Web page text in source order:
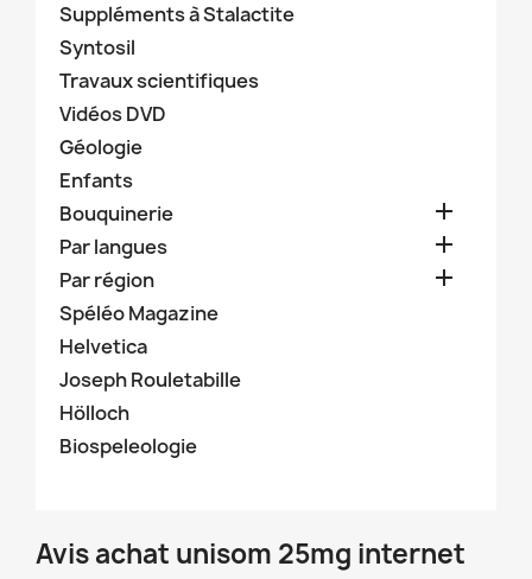
Suppléments à Stalactite
Syntosil
Travaux scientifiques
Vidéos DVD
Géologie
Enfants
Bouquinerie

Par langues 
Par région 
Spéléo Magazine
Helvetica
Joseph Rouletabille
Hölloch
Biospeleologie
Avis achat unisom 25mg internet